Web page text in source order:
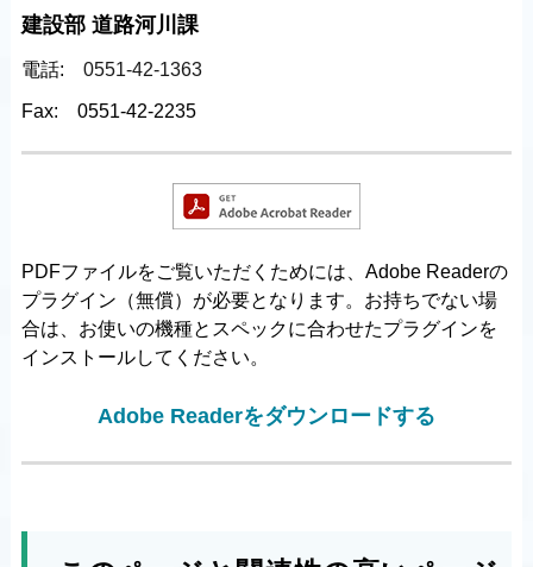
建設部 道路河川課
電話: 0551-42-1363
Fax: 0551-42-2235
PDFファイルをご覧いただくためには、Adobe Readerの
プラグイン（無償）が必要となります。お持ちでない場
合は、お使いの機種とスペックに合わせたプラグインを
インストールしてください。
Adobe Readerをダウンロードする